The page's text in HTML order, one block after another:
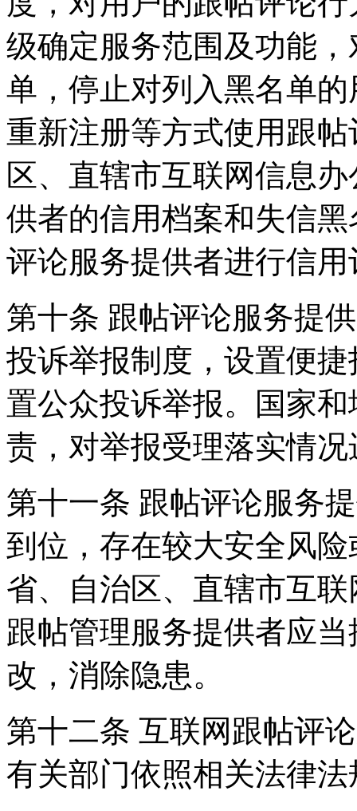
级确定服务范围及功能
单，停止对列入黑名单
重新注册等方式使用跟
区、直辖市互联网信息
供者的信用档案和失信
评论服务提供者进行信用
第十条 跟帖评论服务提
投诉举报制度，设置便
置公众投诉举报。国家
责，对举报受理落实情
第十一条 跟帖评论服务
到位，存在较大安全风
省、自治区、直辖市互
跟帖管理服务提供者应
改，消除隐患。
第十二条 互联网跟帖评
有关部门依照相关法律